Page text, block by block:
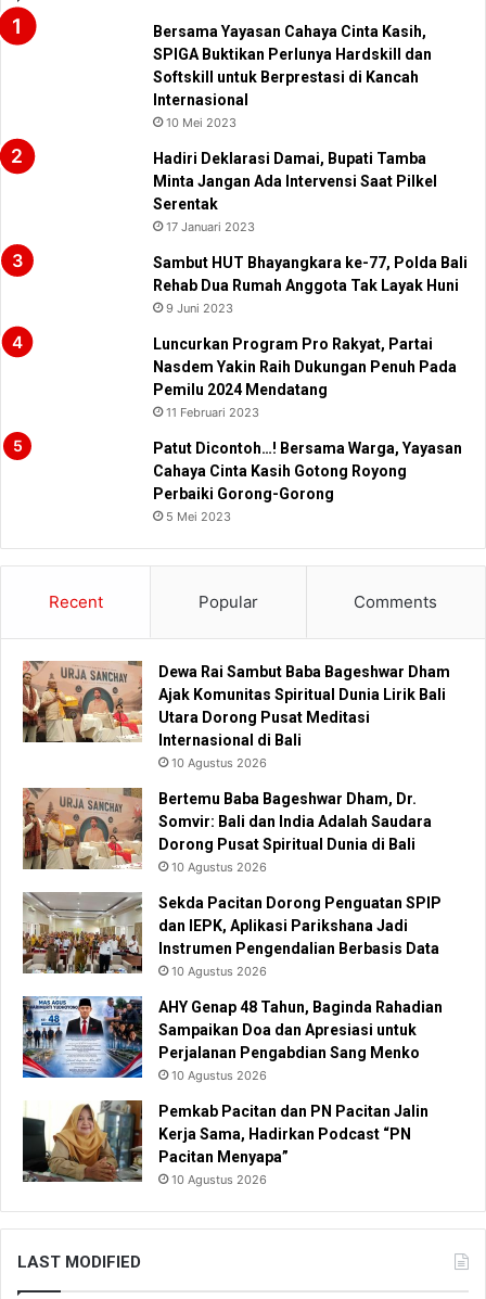
Bersama Yayasan Cahaya Cinta Kasih,
SPIGA Buktikan Perlunya Hardskill dan
Softskill untuk Berprestasi di Kancah
Internasional
10 Mei 2023
Hadiri Deklarasi Damai, Bupati Tamba
Minta Jangan Ada Intervensi Saat Pilkel
Serentak
17 Januari 2023
Sambut HUT Bhayangkara ke-77, Polda Bali
Rehab Dua Rumah Anggota Tak Layak Huni
9 Juni 2023
Luncurkan Program Pro Rakyat, Partai
Nasdem Yakin Raih Dukungan Penuh Pada
Pemilu 2024 Mendatang
11 Februari 2023
Patut Dicontoh…! Bersama Warga, Yayasan
Cahaya Cinta Kasih Gotong Royong
Perbaiki Gorong-Gorong
5 Mei 2023
Recent Popular Comments
Dewa Rai Sambut Baba Bageshwar Dham
Ajak Komunitas Spiritual Dunia Lirik Bali
Utara Dorong Pusat Meditasi
Internasional di Bali
10 Agustus 2026
Bertemu Baba Bageshwar Dham, Dr.
Somvir: Bali dan India Adalah Saudara
Dorong Pusat Spiritual Dunia di Bali
10 Agustus 2026
Sekda Pacitan Dorong Penguatan SPIP
dan IEPK, Aplikasi Parikshana Jadi
Instrumen Pengendalian Berbasis Data
10 Agustus 2026
AHY Genap 48 Tahun, Baginda Rahadian
Sampaikan Doa dan Apresiasi untuk
Perjalanan Pengabdian Sang Menko
10 Agustus 2026
Pemkab Pacitan dan PN Pacitan Jalin
Kerja Sama, Hadirkan Podcast “PN
Pacitan Menyapa”
10 Agustus 2026
LAST MODIFIED